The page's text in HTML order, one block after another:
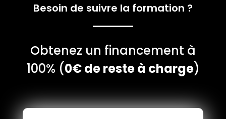
Besoin de suivre la formation ?
Obtenez un financement à
100% (0€ de reste à charge)